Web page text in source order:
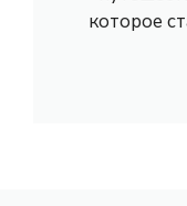
которое